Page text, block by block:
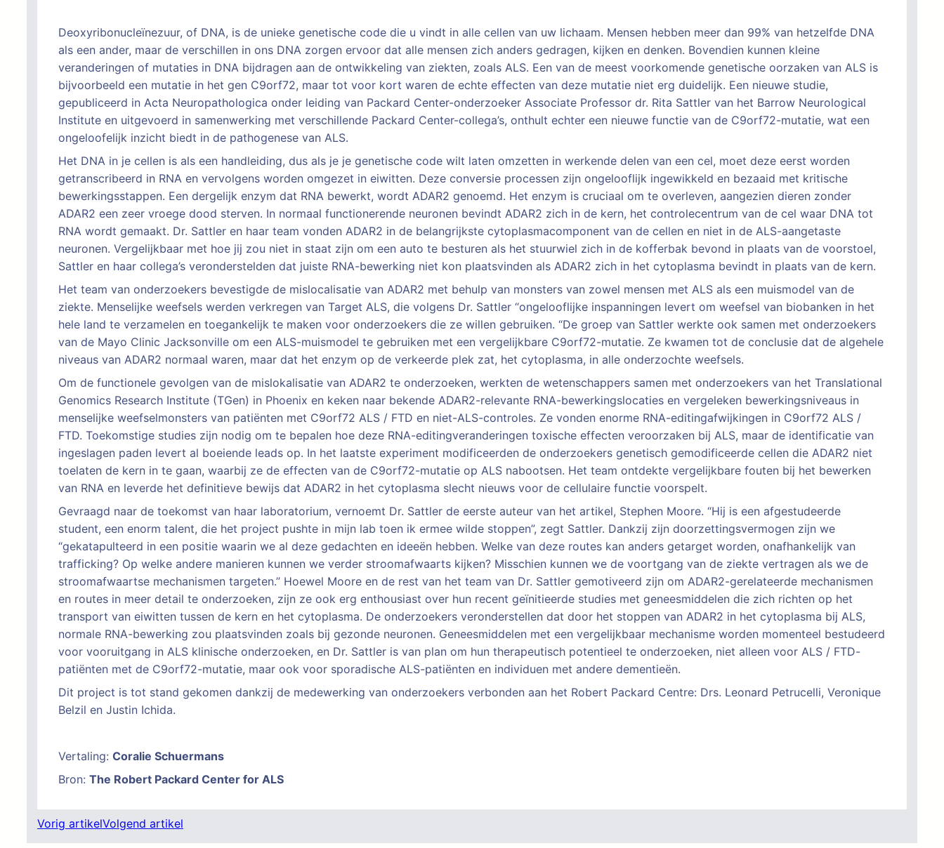
Deoxyribonucleïnezuur, of DNA, is de unieke genetische code die u vindt in alle cellen van uw lichaam. Mensen hebben meer dan 99% van hetzelfde DNA
als een ander, maar de verschillen in ons DNA zorgen ervoor dat alle mensen zich anders gedragen, kijken en denken. Bovendien kunnen kleine
veranderingen of mutaties in DNA bijdragen aan de ontwikkeling van ziekten, zoals ALS. Een van de meest voorkomende genetische oorzaken van ALS is
bijvoorbeeld een mutatie in het gen C9orf72, maar tot voor kort waren de echte effecten van deze mutatie niet erg duidelijk. Een nieuwe studie,
gepubliceerd in Acta Neuropathologica onder leiding van Packard Center-onderzoeker Associate Professor dr. Rita Sattler van het Barrow Neurological
Institute en uitgevoerd in samenwerking met verschillende Packard Center-collega’s, onthult echter een nieuwe functie van de C9orf72-mutatie, wat een
ongeloofelijk inzicht biedt in de pathogenese van ALS.
Het DNA in je cellen is als een handleiding, dus als je je genetische code wilt laten omzetten in werkende delen van een cel, moet deze eerst worden
getranscribeerd in RNA en vervolgens worden omgezet in eiwitten. Deze conversie processen zijn ongelooflijk ingewikkeld en bezaaid met kritische
bewerkingsstappen. Een dergelijk enzym dat RNA bewerkt, wordt ADAR2 genoemd. Het enzym is cruciaal om te overleven, aangezien dieren zonder
ADAR2 een zeer vroege dood sterven. In normaal functionerende neuronen bevindt ADAR2 zich in de kern, het controlecentrum van de cel waar DNA tot
RNA wordt gemaakt. Dr. Sattler en haar team vonden ADAR2 in de belangrijkste cytoplasmacomponent van de cellen en niet in de ALS-aangetaste
neuronen. Vergelijkbaar met hoe jij zou niet in staat zijn om een auto te besturen als het stuurwiel zich in de kofferbak bevond in plaats van de voorstoel,
Sattler en haar collega’s veronderstelden dat juiste RNA-bewerking niet kon plaatsvinden als ADAR2 zich in het cytoplasma bevindt in plaats van de kern.
Het team van onderzoekers bevestigde de mislocalisatie van ADAR2 met behulp van monsters van zowel mensen met ALS als een muismodel van de
ziekte. Menselijke weefsels werden verkregen van Target ALS, die volgens Dr. Sattler “ongelooflijke inspanningen levert om weefsel van biobanken in het
hele land te verzamelen en toegankelijk te maken voor onderzoekers die ze willen gebruiken. “De groep van Sattler werkte ook samen met onderzoekers
van de Mayo Clinic Jacksonville om een ALS-muismodel te gebruiken met een vergelijkbare C9orf72-mutatie. Ze kwamen tot de conclusie dat de algehele
niveaus van ADAR2 normaal waren, maar dat het enzym op de verkeerde plek zat, het cytoplasma, in alle onderzochte weefsels.
Om de functionele gevolgen van de mislokalisatie van ADAR2 te onderzoeken, werkten de wetenschappers samen met onderzoekers van het Translational
Genomics Research Institute (TGen) in Phoenix en keken naar bekende ADAR2-relevante RNA-bewerkingslocaties en vergeleken bewerkingsniveaus in
menselijke weefselmonsters van patiënten met C9orf72 ALS / FTD en niet-ALS-controles. Ze vonden enorme RNA-editingafwijkingen in C9orf72 ALS /
FTD. Toekomstige studies zijn nodig om te bepalen hoe deze RNA-editingveranderingen toxische effecten veroorzaken bij ALS, maar de identificatie van
ingeslagen paden levert al boeiende leads op. In het laatste experiment modificeerden de onderzoekers genetisch gemodificeerde cellen die ADAR2 niet
toelaten de kern in te gaan, waarbij ze de effecten van de C9orf72-mutatie op ALS nabootsen. Het team ontdekte vergelijkbare fouten bij het bewerken
van RNA en leverde het definitieve bewijs dat ADAR2 in het cytoplasma slecht nieuws voor de cellulaire functie voorspelt.
Gevraagd naar de toekomst van haar laboratorium, vernoemt Dr. Sattler de eerste auteur van het artikel, Stephen Moore. “Hij is een afgestudeerde
student, een enorm talent, die het project pushte in mijn lab toen ik ermee wilde stoppen”, zegt Sattler. Dankzij zijn doorzettingsvermogen zijn we
“gekatapulteerd in een positie waarin we al deze gedachten en ideeën hebben. Welke van deze routes kan anders getarget worden, onafhankelijk van
trafficking? Op welke andere manieren kunnen we verder stroomafwaarts kijken? Misschien kunnen we de voortgang van de ziekte vertragen als we de
stroomafwaartse mechanismen targeten.” Hoewel Moore en de rest van het team van Dr. Sattler gemotiveerd zijn om ADAR2-gerelateerde mechanismen
en routes in meer detail te onderzoeken, zijn ze ook erg enthousiast over hun recent geïnitieerde studies met geneesmiddelen die zich richten op het
transport van eiwitten tussen de kern en het cytoplasma. De onderzoekers veronderstellen dat door het stoppen van ADAR2 in het cytoplasma bij ALS,
normale RNA-bewerking zou plaatsvinden zoals bij gezonde neuronen. Geneesmiddelen met een vergelijkbaar mechanisme worden momenteel bestudeerd
voor vooruitgang in ALS klinische onderzoeken, en Dr. Sattler is van plan om hun therapeutisch potentieel te onderzoeken, niet alleen voor ALS / FTD-
patiënten met de C9orf72-mutatie, maar ook voor sporadische ALS-patiënten en individuen met andere dementieën.
Dit project is tot stand gekomen dankzij de medewerking van onderzoekers verbonden aan het Robert Packard Centre: Drs. Leonard Petrucelli, Veronique
Belzil en Justin Ichida.
Vertaling: Coralie Schuermans
Bron: The Robert Packard Center for ALS
Vorig artikelVolgend artikel